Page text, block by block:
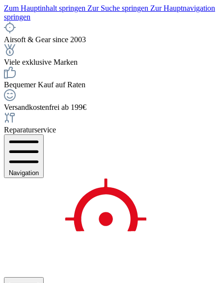
Zum Hauptinhalt springen Zur Suche springen Zur Hauptnavigation
springen
Airsoft & Gear since 2003
Viele exklusive Marken
Bequemer Kauf auf Raten
Versandkostenfrei ab 199€
Reparaturservice
Navigation